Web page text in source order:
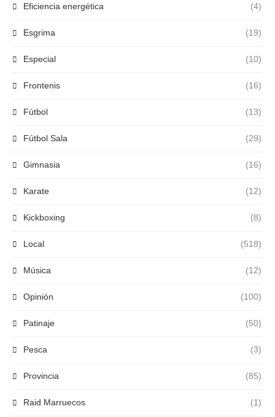
Eficiencia energética (4)
Esgrima (19)
Especial (10)
Frontenis (16)
Fútbol (13)
Fútbol Sala (29)
Gimnasia (16)
Karate (12)
Kickboxing (8)
Local (518)
Música (12)
Opinión (100)
Patinaje (50)
Pesca (3)
Provincia (85)
Raid Marruecos (1)